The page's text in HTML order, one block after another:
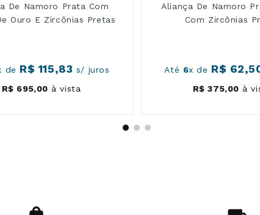
abaulada internamente
base fosca, criando contraste por cor e material
De Namoro Prata Com
Ouro E Zircônias Pretas
de R$ 115,83 s/ juros
R$ 695,00 à vista
Aliança De Namoro
Com Zircônias
Até 6x de R$ 62,
R$ 375,00 à